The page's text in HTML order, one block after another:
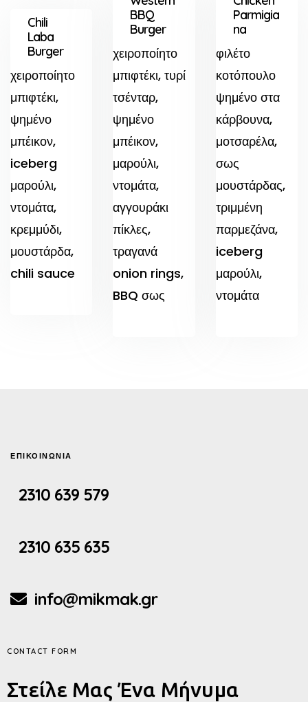
Chili
Laba
Burger
χειροποίητο
μπιφτέκι,
ψημένο
μπέικον,
iceberg
μαρούλι,
ντομάτα,
κρεμμύδι,
μουστάρδα,
chili sauce
BBQ
Burger
χειροποίητο
μπιφτέκι, τυρί
τσένταρ,
ψημένο
μπέικον,
μαρούλι,
ντομάτα,
αγγουράκι
πίκλες,
τραγανά
onion rings,
BBQ σως
Parmigia
na
φιλέτο
κοτόπουλο
ψημένο στα
κάρβουνα,
μοτσαρέλα,
σως
μουστάρδας,
τριμμένη
παρμεζάνα,
iceberg
μαρούλι,
ντομάτα
ΕΠΙΚΟΙΝΩΝΙΑ
2310 639 579
2310 635 635
info@mikmak.gr
CONTACT FORM
Στείλε Μας Ένα Μήνυμα